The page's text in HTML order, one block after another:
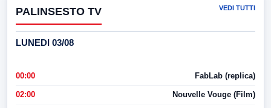
PALINSESTO TV VEDI TUTTI
LUNEDI 03/08
00:00 FabLab (replica)
02:00 Nouvelle Vouge (Film)